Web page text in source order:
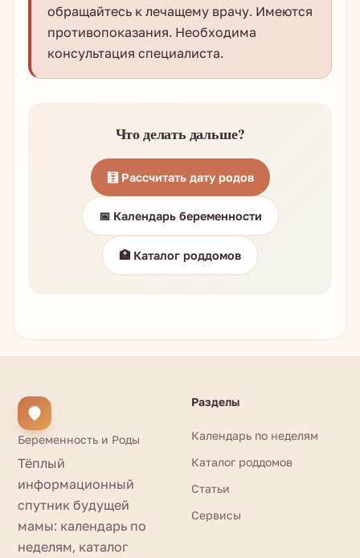
обращайтесь к лечащему врачу. Имеются
противопоказания. Необходима
консультация специалиста.
Что делать дальше?
🧮 Рассчитать дату родов
📅 Календарь беременности
🏥 Каталог роддомов
Беременность и Роды
Тёплый
информационный
спутник будущей
мамы: календарь по
неделям, каталог
Разделы
Календарь по неделям
Каталог роддомов
Статьи
Сервисы